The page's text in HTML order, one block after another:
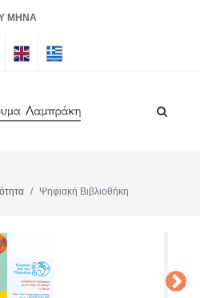
ΜΗΝΑ
Ψηφιακή Βιβλιοθήκη